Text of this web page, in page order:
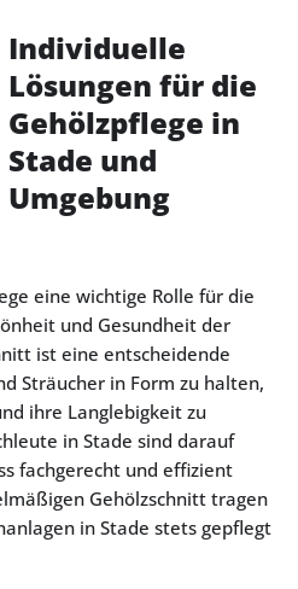
Individuelle
Lösungen für die
Gehölzpflege in
Stade und
Umgebung
eine wichtige Rolle für die
und Gesundheit der
ist eine entscheidende
Sträucher in Form zu halten,
ihre Langlebigkeit zu
in Stade sind darauf
fachgerecht und effizient
Gehölzschnitt tragen
in Stade stets gepflegt